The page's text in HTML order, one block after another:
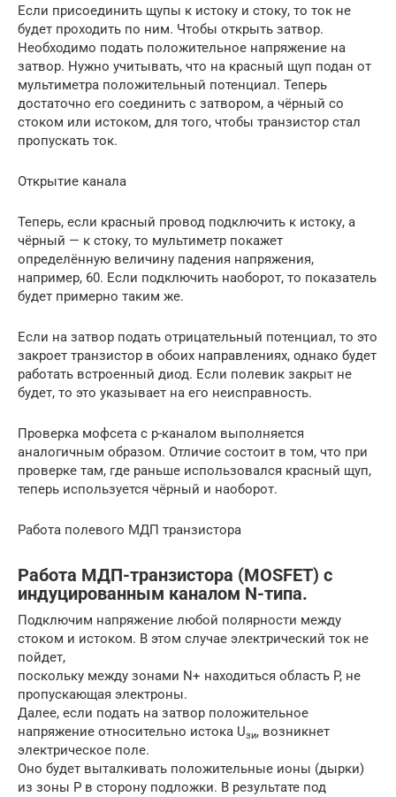
Если присоединить щупы к истоку и стоку, то ток не
будет проходить по ним. Чтобы открыть затвор.
Необходимо подать положительное напряжение на
затвор. Нужно учитывать, что на красный щуп подан от
мультиметра положительный потенциал. Теперь
достаточно его соединить с затвором, а чёрный со
стоком или истоком, для того, чтобы транзистор стал
пропускать ток.
Открытие канала
Теперь, если красный провод подключить к истоку, а
чёрный — к стоку, то мультиметр покажет
определённую величину падения напряжения,
например, 60. Если подключить наоборот, то показатель
будет примерно таким же.
Если на затвор подать отрицательный потенциал, то это
закроет транзистор в обоих направлениях, однако будет
работать встроенный диод. Если полевик закрыт не
будет, то это указывает на его неисправность.
Проверка мофсета с p-каналом выполняется
аналогичным образом. Отличие состоит в том, что при
проверке там, где раньше использовался красный щуп,
теперь используется чёрный и наоборот.
Работа полевого МДП транзистора
Работа МДП-транзистора (MOSFET) с
индуцированным каналом N-типа.
Подключим напряжение любой полярности между
стоком и истоком. В этом случае электрический ток не
пойдет,
поскольку между зонами N+ находиться область P, не
пропускающая электроны.
Далее, если подать на затвор положительное
напряжение относительно истока Uзи, возникнет
электрическое поле.
Оно будет выталкивать положительные ионы (дырки)
из зоны P в сторону подложки. В результате под